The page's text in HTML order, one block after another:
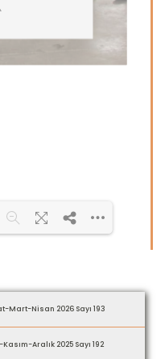
5% ...
Mart-Nisan 2026 Sayı 193
Aralık 2025 Sayı 192